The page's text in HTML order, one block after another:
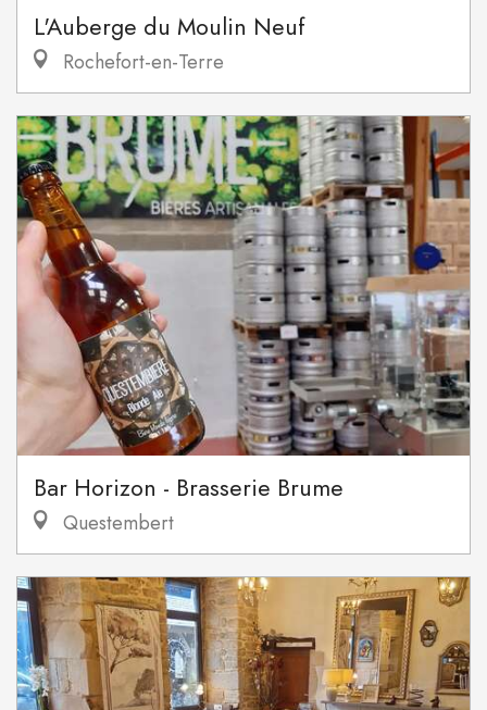
L'Auberge du Moulin Neuf
Rochefort-en-Terre
Bar Horizon - Brasserie Brume
Questembert